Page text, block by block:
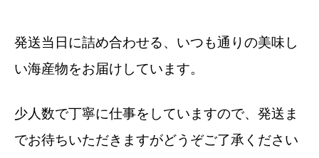
発送当日に詰め合わせる、いつも通りの美味し
い海産物をお届けしています。
少人数で丁寧に仕事をしていますので、 発送ま
でお待ちいただきますがどうぞご了承ください